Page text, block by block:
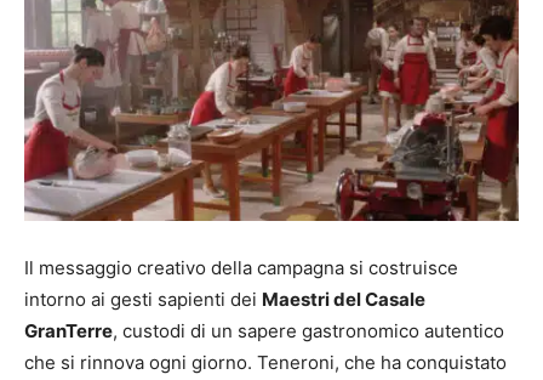
Il messaggio creativo della campagna si costruisce
intorno ai gesti sapienti dei Maestri del Casale
GranTerre, custodi di un sapere gastronomico autentico
che si rinnova ogni giorno. Teneroni, che ha conquistato